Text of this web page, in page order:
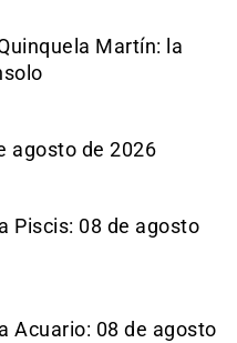
Martín: la
agosto de 2026
Piscis: 08 de agosto
Acuario: 08 de agosto